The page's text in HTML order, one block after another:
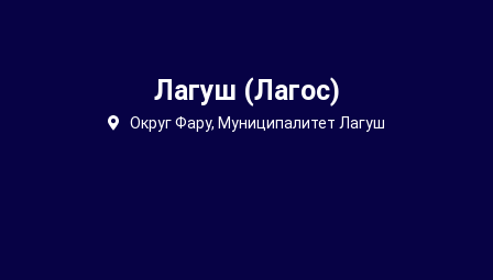
Лагуш (Лагос)
Округ Фару, Муниципалитет Лагуш